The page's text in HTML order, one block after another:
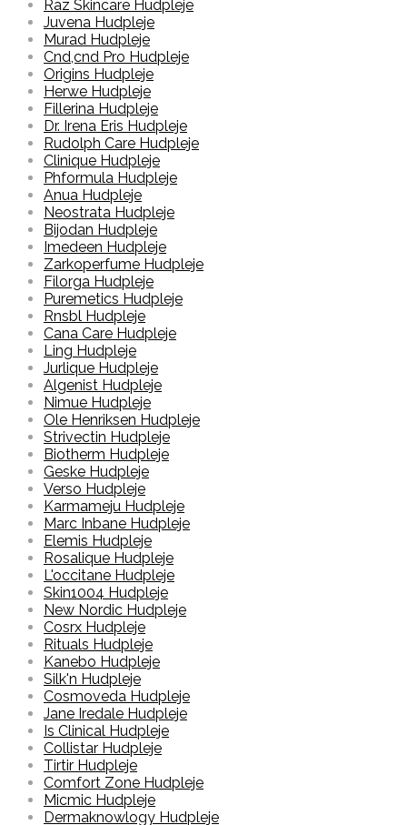
Raz Skincare Hudpleje
Juvena Hudpleje
Murad Hudpleje
Cnd,cnd Pro Hudpleje
Origins Hudpleje
Herwe Hudpleje
Fillerina Hudpleje
Dr. Irena Eris Hudpleje
Rudolph Care Hudpleje
Clinique Hudpleje
Phformula Hudpleje
Anua Hudpleje
Neostrata Hudpleje
Bijodan Hudpleje
Imedeen Hudpleje
Zarkoperfume Hudpleje
Filorga Hudpleje
Puremetics Hudpleje
Rnsbl Hudpleje
Cana Care Hudpleje
Ling Hudpleje
Jurlique Hudpleje
Algenist Hudpleje
Nimue Hudpleje
Ole Henriksen Hudpleje
Strivectin Hudpleje
Biotherm Hudpleje
Geske Hudpleje
Verso Hudpleje
Karmameju Hudpleje
Marc Inbane Hudpleje
Elemis Hudpleje
Rosalique Hudpleje
L'occitane Hudpleje
Skin1004 Hudpleje
New Nordic Hudpleje
Cosrx Hudpleje
Rituals Hudpleje
Kanebo Hudpleje
Silk'n Hudpleje
Cosmoveda Hudpleje
Jane Iredale Hudpleje
Is Clinical Hudpleje
Collistar Hudpleje
Tirtir Hudpleje
Comfort Zone Hudpleje
Micmic Hudpleje
Dermaknowlogy Hudpleje